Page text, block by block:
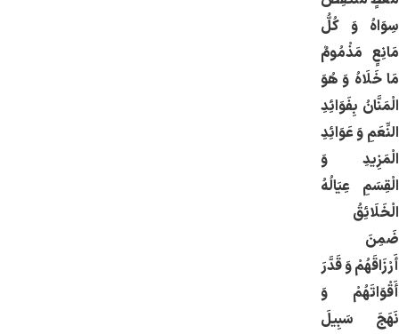
سِوَاهُ وَ كُلُّ
مَانِعٍ مَذْمُومٌ
مَا خَلَاهُ وَ هُوَ
الْمَنَّانُ بِفَوَائِدِ
النِّعَمِ وَ عَوَائِدِ
الْمَزِيدِ وَ
الْقِسَمِ عِيَالُهُ
الْخَلَائِقُ
ضَمِنَ
أَرْزَاقَهُمْ وَ قَدَّرَ
أَقْوَاتَهُمْ وَ
نَهَجَ سَبِيلَ